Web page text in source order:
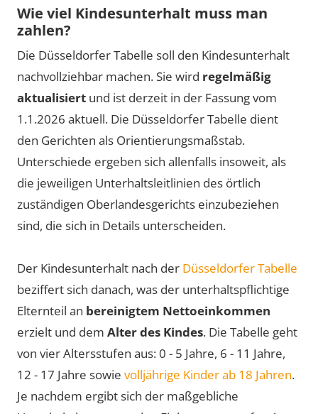
Wie viel Kindesunterhalt muss man
zahlen?
Die Düsseldorfer Tabelle soll den Kindesunterhalt
nachvollziehbar machen. Sie wird regelmäßig
aktualisiert und ist derzeit in der Fassung vom
1.1.2026 aktuell. Die Düsseldorfer Tabelle dient
den Gerichten als Orientierungsmaßstab.
Unterschiede ergeben sich allenfalls insoweit, als
die jeweiligen Unterhaltsleitlinien des örtlich
zuständigen Oberlandesgerichts einzubeziehen
sind, die sich in Details unterscheiden.
Der Kindesunterhalt nach der Düsseldorfer Tabelle
beziffert sich danach, was der unterhaltspflichtige
Elternteil an bereinigtem Nettoeinkommen
erzielt und dem Alter des Kindes. Die Tabelle geht
von vier Altersstufen aus: 0 - 5 Jahre, 6 - 11 Jahre,
12 - 17 Jahre sowie volljährige Kinder ab 18 Jahren.
Je nachdem ergibt sich der maßgebliche